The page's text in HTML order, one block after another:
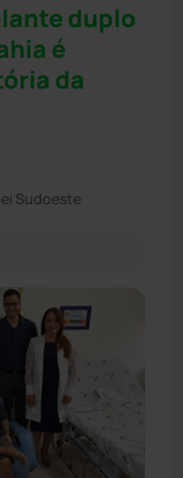
duplo
é
da
Sudoeste